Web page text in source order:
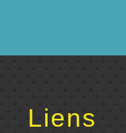
Liens